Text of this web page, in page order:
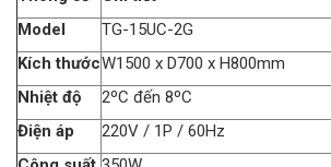
Model
TG-15UC-2G
Kích thướcW1500 x D700 x H800mm
Nhiệt độ
2ºC đến 8ºC
Điện áp
220V / 1P / 60Hz